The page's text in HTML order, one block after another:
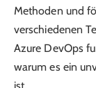
Methoden und
verschiedenen
Azure DevOps
warum es ein